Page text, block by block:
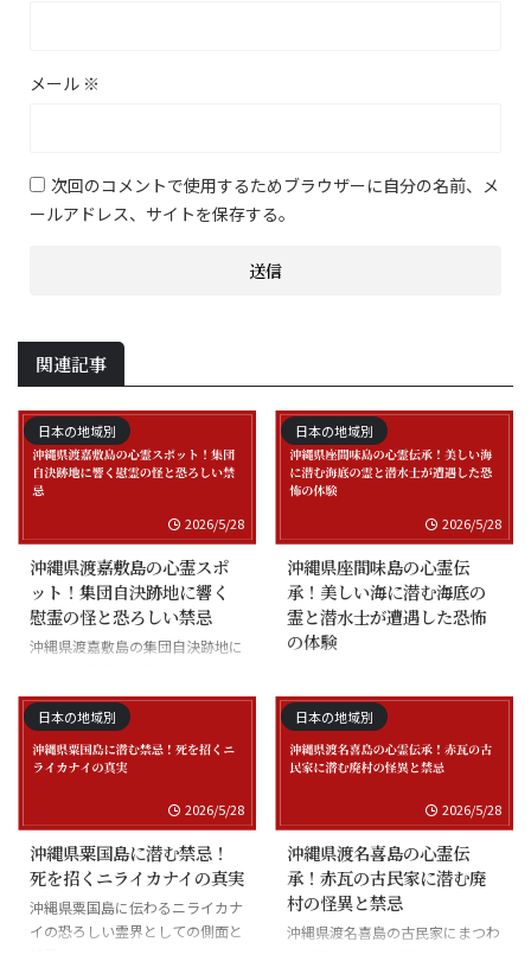
メール ※
次回のコメントで使用するためブラウザーに自分の名前、メ
ールアドレス、サイトを保存する。
関連記事
日本の地域別
2026/5/28
沖縄県渡嘉敷島の心霊スポ
ット！集団自決跡地に響く
慰霊の怪と恐ろしい禁忌
沖縄県渡嘉敷島の集団自決跡地に
日本の地域別
2026/5/28
沖縄県座間味島の心霊伝
承！美しい海に潜む海底の
霊と潜水士が遭遇した恐怖
の体験
士の怪談
日本の地域別
2026/5/28
沖縄県粟国島に潜む禁忌！
死を招くニライカナイの真実
沖縄県粟国島に伝わるニライカナ
イの恐ろしい霊界としての側面と
日本の地域別
2026/5/28
沖縄県渡名喜島の心霊伝
承！赤瓦の古民家に潜む廃
村の怪異と禁忌
沖縄県渡名喜島の古民家にまつわ